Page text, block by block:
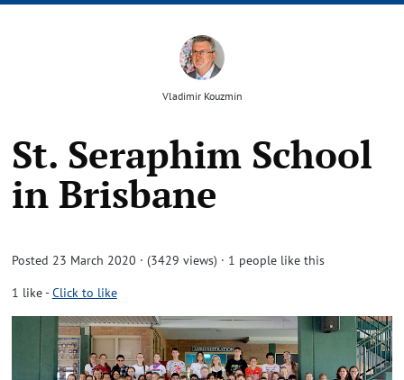
Vladimir Kouzmin
St. Seraphim School
in Brisbane
Posted 23 March 2020 · (3429 views) · 1 people like this
1 like-Click to like